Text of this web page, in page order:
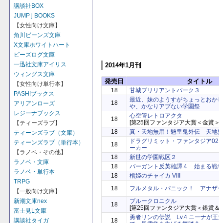
講談社BOX
JUMP j BOOKS
【女性向け文庫】
角川ビーンズ文庫
X文庫ホワイトハート
ビーズログ文庫
一迅社文庫アイリス
ウィングス文庫
【女性向け単行本】
PASH!ブックス
アリアンローズ
レジーナブックス
【ティーズラブ】
ティーンズラブ（文庫）
ティーンズラブ（単行本）
【ラノベ・その他】
ラノベ・文庫
ラノベ・単行本
TRPG
【一般向け文庫】
新潮文庫nex
富士見L文庫
講談社タイガ
2014年1月刊
発売日 タイトル
18
甘城ブリリアントパーク３
18
最近、妹のようすがちょっとお
や、かなりアブない学園祭
18
心空管レトロアクタ
[第25回ファンタジア大賞＜金賞
18
真・天地無用！魎皇鬼外伝 天地
18
ドラグリミット・ファンタジア
ーカー
18
新世の学園戦区２
18
バーガント反英雄譚４ 始まる戦
18
棺姫のチャイカ VIII
18
フルメタル・パニック！ アナザ
18
ブルークロニクル
[第25回ファンタジア大賞＜銀賞
18
勇者リンの伝説 Lv.4 ニーナが王